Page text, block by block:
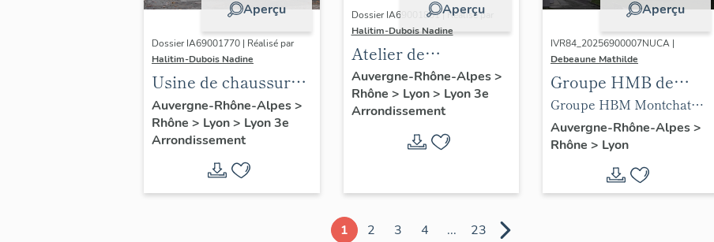
Aperçu
Dossier IA69001770 | Réalisé par
Halitim-Dubois Nadine
Usine de chaussures
Neyron actuellement
supérette
Auvergne-Rhône-Alpes>
Rhône > Lyon> Lyon 3e
Arrondissement
Aperçu
Dossier IA69001801 | Réalisé par
Halitim-Dubois Nadine
Atelier de
construction
mécanique
Camionnage Lavillat
Auvergne-Rhône-Alpes>
Rhône > Lyon> Lyon 3e
Arrondissement
Aperçu
IVR84_20256900007NUCA |
Debeaune Mathilde
Groupe HMB de
Lyon
Groupe HBM Montchat
Lyon 3e façade sur jardin
Auvergne-Rhône-Alpes>
Rhône > Lyon
1 2 3 4 ... 23